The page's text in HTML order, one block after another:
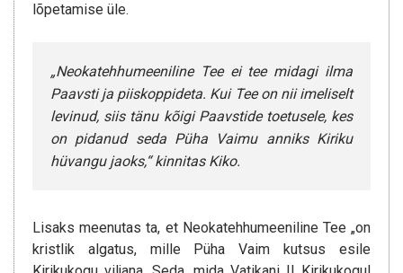
lõpetamise üle.
„Neokatehhumeeniline Tee ei tee midagi ilma
Paavsti ja piiskoppideta. Kui Tee on nii imeliselt
levinud, siis tänu kõigi Paavstide toetusele, kes
on pidanud seda Püha Vaimu anniks Kiriku
hüvangu jaoks,“ kinnitas Kiko.
Lisaks meenutas ta, et Neokatehhumeeniline Tee „on
kristlik algatus, mille Püha Vaim kutsus esile